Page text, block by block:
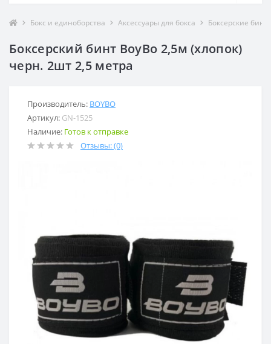
Бокс и единоборства Аксессуары для бокса Боксерские
Боксерский бинт BoyBo 2,5м (хлопок)
черн. 2шт 2,5 метра
Производитель: BOYBO
Артикул: GN-1525
Наличие: Готов к отправке
Отзывы: (0)